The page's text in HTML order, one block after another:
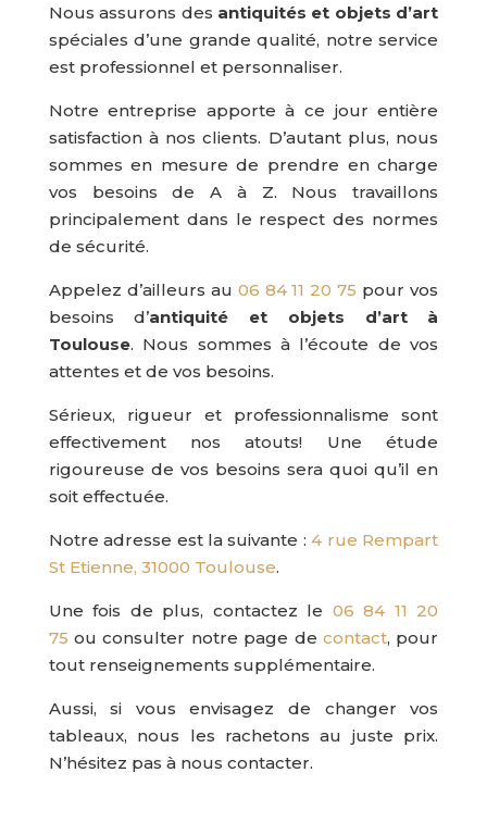
Nous assurons des antiquités et objets d’art
spéciales d’une grande qualité, notre service
est professionnel et personnaliser.
Notre entreprise apporte à ce jour entière
satisfaction à nos clients. D’autant plus, nous
sommes en mesure de prendre en charge
vos besoins de A à Z. Nous travaillons
principalement dans le respect des normes
de sécurité.
Appelez d’ailleurs au 06 84 11 20 75 pour vos
besoins d’antiquité et objets d’art à
Toulouse. Nous sommes à l’écoute de vos
attentes et de vos besoins.
Sérieux, rigueur et professionnalisme sont
effectivement nos atouts! Une étude
rigoureuse de vos besoins sera quoi qu’il en
soit effectuée.
Notre adresse est la suivante :4 rue Rempart
St Etienne, 31000 Toulouse.
Une fois de plus, contactez le 06 84 11 20
75 ou consulter notre page de contact, pour
tout renseignements supplémentaire.
Aussi, si vous envisagez de changer vos
tableaux, nous les rachetons au juste prix.
N’hésitez pas à nous contacter.